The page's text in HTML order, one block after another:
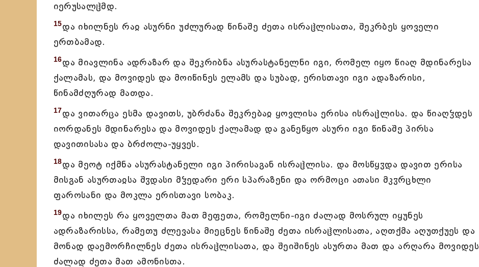
იერუსალჱმდ.
15და იხილნეს რაჲ ასურნი უძლურად წინაშე ძეთა ისრაჱლისათა, შეკრბეს ყოველი
ერთბამად.
16და მიავლინა ადრაზარ და შეკრიბნა ასურასტანელნი იგი, რომელ იყო წიაღ მდინარესა
ქალამას, და მოვიდეს და მოიწინეს ელამს და სუბად, ერისთავი იგი ადაზარისი,
წინამძღურად მათდა.
17და ვითარცა ესმა დავითს, უბრძანა შეკრებაჲ ყოვლისა ერისა ისრაჱლისა. და წიაღჴდეს
იორდანეს მდინარესა და მოვიდეს ქალამად და განეწყო ასური იგი წინაშე პირსა
დავითისასა და ბრძოლა-უყვეს.
18და მეოტ იქმნა ასურასტანელი იგი პირისაგან ისრაჱლისა. და მოსწყჳდა დავით ერისა
მისგან ასურთაჲსა შჳდასი მჴედარი ერი სპარაზენი და ორმოცი ათასი მკჳრცხლი
ფაროსანი და მოკლა ერისთავი სობაკ.
19და იხილეს რა ყოველთა მათ მეფეთა, რომელნი-იგი ძალად მოსრულ იყუნეს
ადრაზარისსა, რამეთუ ძლევასა მიეცნეს წინაშე ძეთა ისრაჱლისათა, აღთქმა აღუთქუეს და
მონად დაემორჩილნეს ძეთა ისრაჱლისათა, და შეიშინეს ასურთა მათ და არღარა მოვიდეს
ძალად ძეთა მათ ამონისთა.